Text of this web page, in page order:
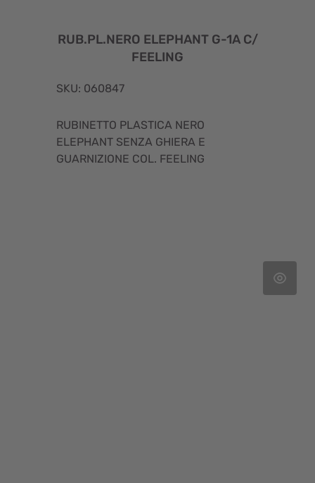
RUB.PL.NERO ELEPHANT G-1A C/
FEELING
SKU: 060847
RUBINETTO PLASTICA NERO
ELEPHANT SENZA GHIERA E
GUARNIZIONE COL. FEELING